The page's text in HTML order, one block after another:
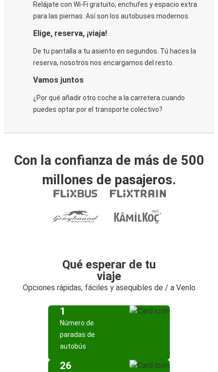
Relájate con Wi-Fi gratuito, enchufes y espacio extra
para las piernas. Así son los autobuses modernos.
Elige, reserva, ¡viaja!
De tu pantalla a tu asiento en segundos. Tú haces la
reserva, nosotros nos encargamos del resto.
Vamos juntos
¿Por qué añadir otro coche a la carretera cuando
puedes optar por el transporte colectivo?
Con la confianza de más de 500
millones de pasajeros.
Qué esperar de tu
viaje
Opciones rápidas, fáciles y asequibles de / a Venlo
1
Número de
paradas de
autobús
26